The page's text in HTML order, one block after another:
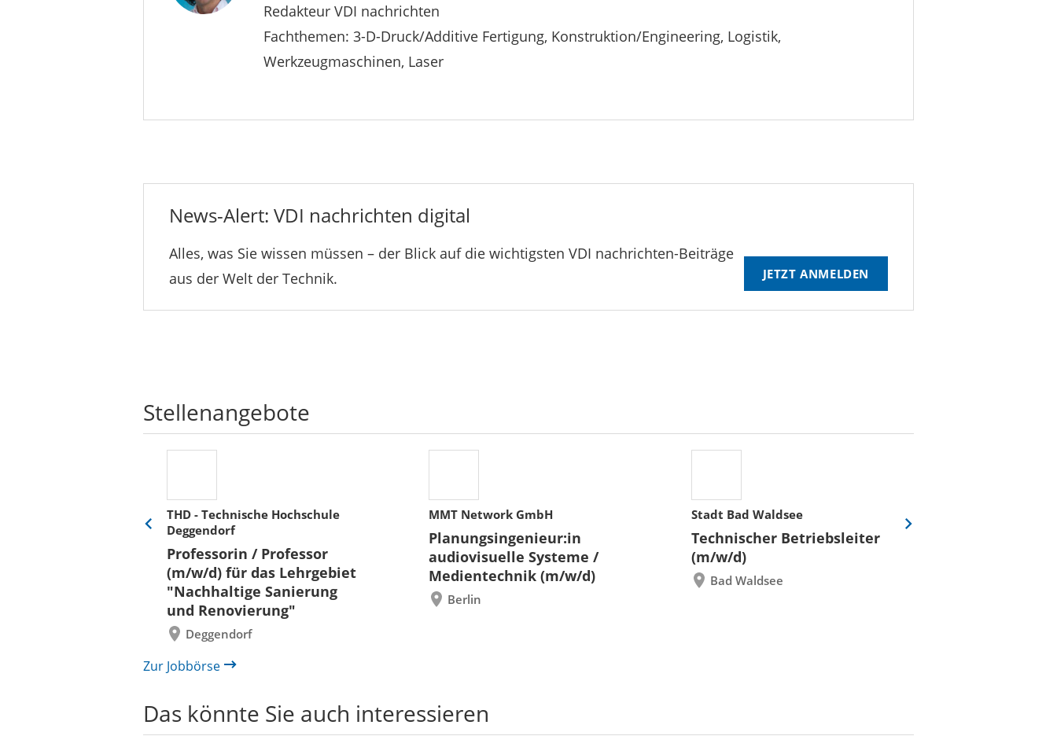
Redakteur VDI nachrichten
Fachthemen: 3-D-Druck/Additive Fertigung, Konstruktion/Engineering, Logistik,
Werkzeugmaschinen, Laser
News-Alert: VDI nachrichten digital
Alles, was Sie wissen müssen – der Blick auf die wichtigsten VDI nachrichten-Beiträge
aus der Welt der Technik.
JETZT ANMELDEN
Stellenangebote
THD - Technische Hochschule
Deggendorf
Professorin / Professor
(m/w/d) für das Lehrgebiet
"Nachhaltige Sanierung
und Renovierung"
Deggendorf
MMT Network GmbH
Planungsingenieur:in
audiovisuelle Systeme /
Medientechnik (m/w/d)
Berlin
Stadt Bad Waldsee
Technischer Betriebsleiter
(m/w/d)
Bad Waldsee
Eine
zurück
Eine
Zur Jobbörse
Das könnte Sie auch interessieren